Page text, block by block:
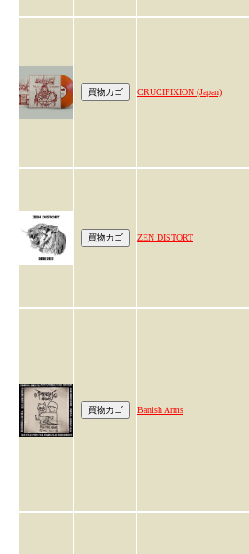
CRUCIFIXION (Japan)
ZEN DISTORT
Banish Arms